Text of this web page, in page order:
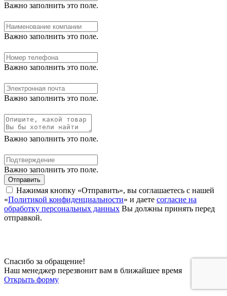
Важно заполнить это поле.
Важно заполнить это поле.
Важно заполнить это поле.
Важно заполнить это поле.
Важно заполнить это поле.
Важно заполнить это поле.
Отправить
Нажимая кнопку «Отправить», вы соглашаетесь с нашей
«Политикой конфиденциальности» и даете согласие на
обработку персональных данных Вы должны принять перед
отправкой.
Спасибо за обращение!
Наш менеджер перезвонит вам в ближайшее время
Открыть форму